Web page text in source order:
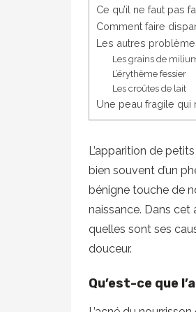
Ce qu’il ne faut pas
Comment faire
Les autres
Les grains de
L’érythème fessier
Les croûtes de lait
Une peau fragile qui
L’apparition de
bien souvent d’un
bénigne touche de
naissance. Dans cet
quelles sont ses
douceur.
Qu’est-ce que